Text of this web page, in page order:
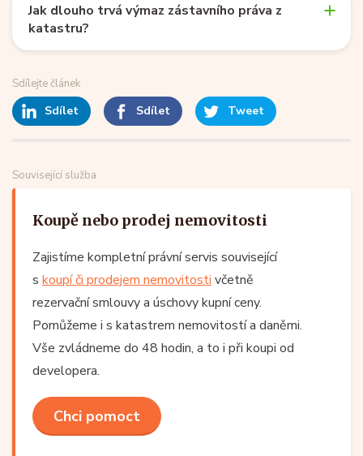
Jak dlouho trvá výmaz zástavního práva z
katastru?
Sdílejte článek
Sdílet Sdílet Tweet
Související služba
Koupě nebo prodej nemovitosti
Zajistíme kompletní právní servis související
s koupí či prodejem nemovitosti včetně
rezervační smlouvy a úschovy kupní ceny.
Pomůžeme i s katastrem nemovitostí a daněmi.
Vše zvládneme do 48 hodin, a to i při koupi od
developera.
Chci pomoct